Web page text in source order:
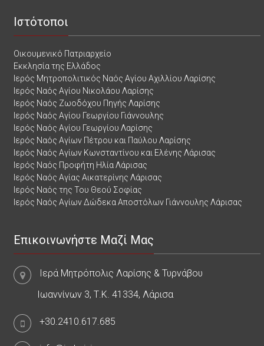
Ιστότοποι
Οικουμενικό Πατριαρχείο
Εκκλησία της Ελλάδος
Ιερός Μητροπολιτικός Ναός Αγίου Αχιλλίου Λαρίσης
Ιερός Ναός Αγίου Νικολάου Λαρίσης
Ιερός Ναός Ζωοδόχου Πηγής Λαρίσης
Ιερός Ναός Αγίου Γεωργίου Γιάννουλης
Ιερός Ναός Αγίου Γεωργίου Λαρίσης
Ιερός Ναός Αγίων Πέτρου και Παύλου Λαρίσης
Ιερός Ναός Αγίων Κωνσταντίνου και Ελένης Λάρισας
Ιερός Ναός Προφήτη Ηλία Λάρισας
Ιερός Ναός Αγίας Αικατερίνης Λάρισας
Ιερός Ναός της Του Θεού Σοφίας
Ιερός Ναός Αγίων Δώδεκα Αποστόλων Γιάννουλης Λάρισας
Επικοινωνήστε Μαζί Μας
Ιερά Μητρόπολις Λαρίσης & Τυρνάβου
Ιωαννίνων 3, Τ.Κ. 41334, Λάρισα
+30.2410.617.685